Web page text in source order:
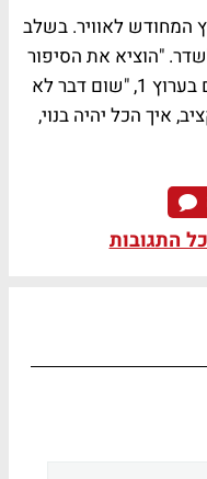
המחודש לאוויר. בשלב
"הוציא את הסיפור
הזה על הערוץ מוקדם מאד", אומרים בערוץ 1, "שום דבר לא
איך הכל יהיה בנוי,
התגובות